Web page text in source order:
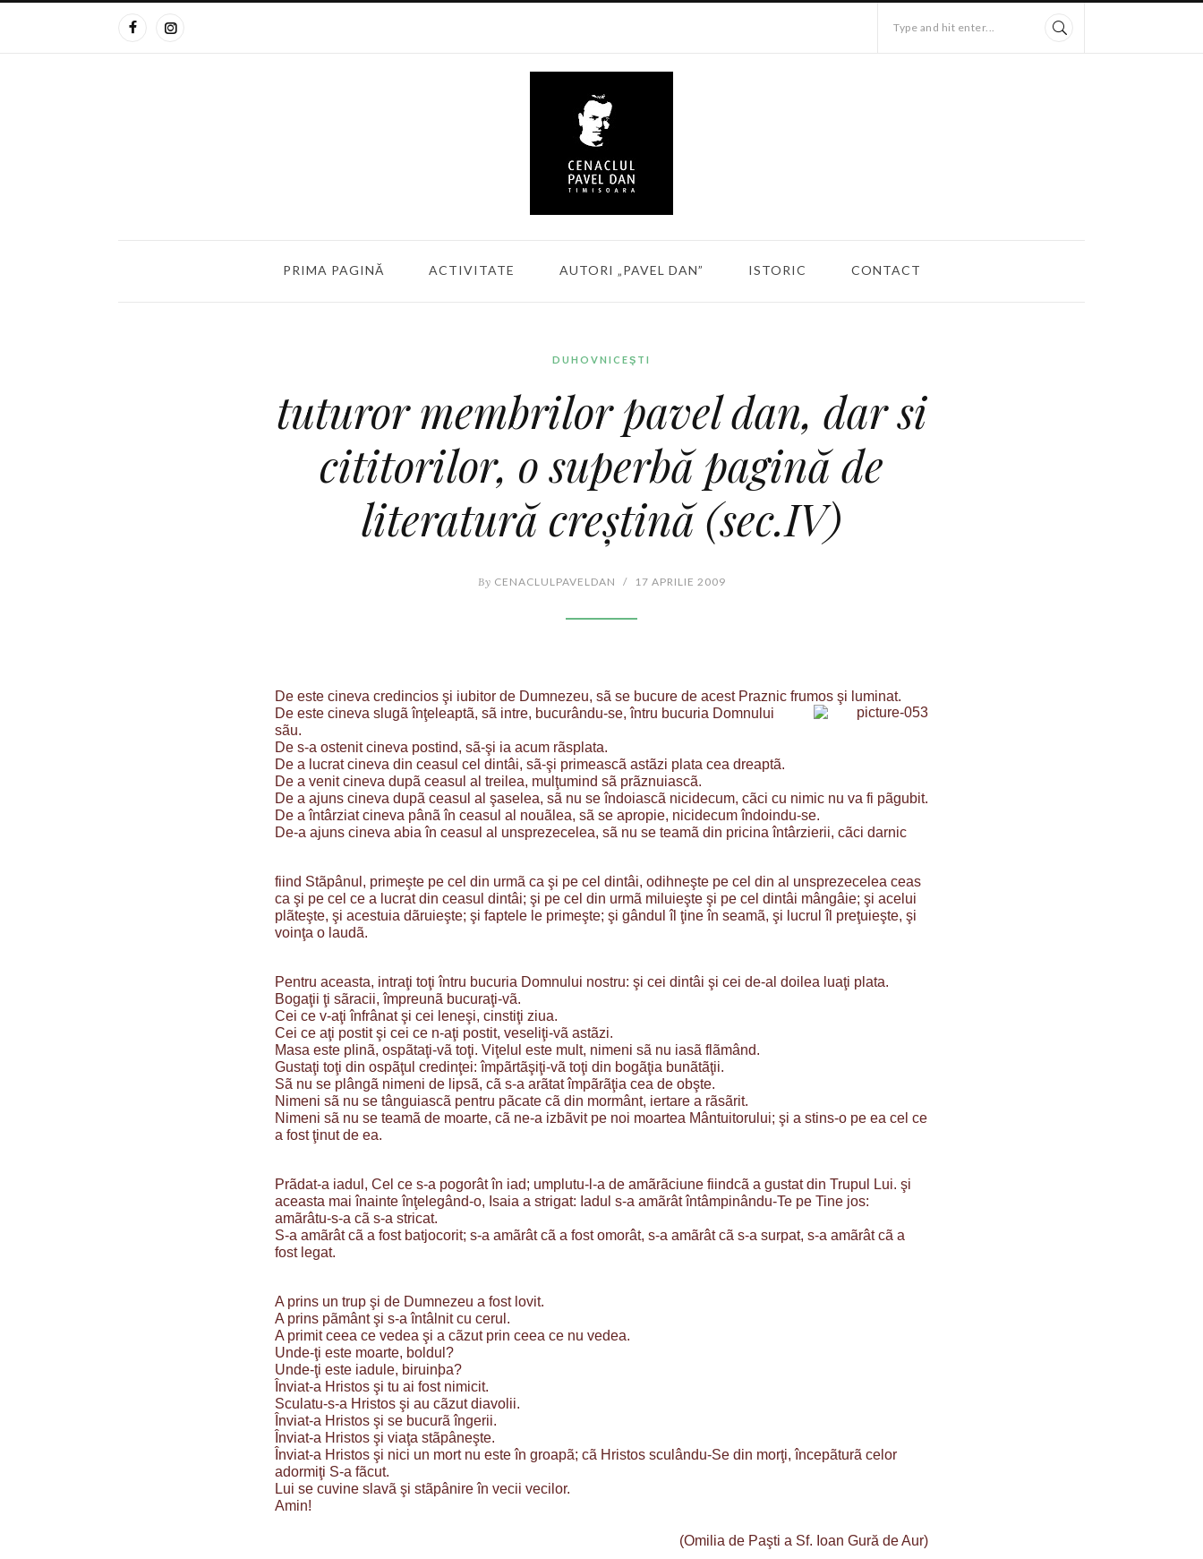
Type and hit enter...
PRIMA PAGINĂ ACTIVITATE AUTORI „PAVEL DAN” ISTORIC CONTACT
DUHOVNICEŞTI
tuturor membrilor pavel dan, dar si
cititorilor, o superbă pagină de
literatură creştină (sec.IV)
By CENACLULPAVELDAN / 17 APRILIE 2009
De este cineva credincios şi iubitor de Dumnezeu, sã se bucure de acest Praznic frumos şi luminat.
De este cineva slugã înţeleaptã, sã intre, bucurându-se, întru bucuria Domnului
sãu.
De s-a ostenit cineva postind, sã-şi ia acum rãsplata.
De a lucrat cineva din ceasul cel dintâi, sã-şi primeascã astãzi plata cea dreaptã.
De a venit cineva dupã ceasul al treilea, mulţumind sã prãznuiascã.
De a ajuns cineva dupã ceasul al şaselea, sã nu se îndoiascã nicidecum, cãci cu nimic nu va fi pãgubit.
De a întârziat cineva pânã în ceasul al nouãlea, sã se apropie, nicidecum îndoindu-se.
De-a ajuns cineva abia în ceasul al unsprezecelea, sã nu se teamã din pricina întârzierii, cãci darnic
fiind Stãpânul, primeşte pe cel din urmã ca şi pe cel dintâi, odihneşte pe cel din al unsprezecelea ceas
ca şi pe cel ce a lucrat din ceasul dintâi; şi pe cel din urmã miluieşte şi pe cel dintâi mângâie; şi acelui
plãteşte, şi acestuia dãruieşte; şi faptele le primeşte; şi gândul îl ţine în seamã, şi lucrul îl preţuieşte, şi
voinţa o laudã.
Pentru aceasta, intraţi toţi întru bucuria Domnului nostru: şi cei dintâi şi cei de-al doilea luaţi plata.
Bogaţii ţi sãracii, împreunã bucuraţi-vã.
Cei ce v-aţi înfrânat şi cei leneşi, cinstiţi ziua.
Cei ce aţi postit şi cei ce n-aţi postit, veseliţi-vã astãzi.
Masa este plinã, ospãtaţi-vã toţi. Viţelul este mult, nimeni sã nu iasã flãmând.
Gustaţi toţi din ospãţul credinţei: împãrtãşiţi-vã toţi din bogãţia bunãtãţii.
Sã nu se plângã nimeni de lipsã, cã s-a arãtat împãrãţia cea de obşte.
Nimeni sã nu se tânguiascã pentru pãcate cã din mormânt, iertare a rãsãrit.
Nimeni sã nu se teamã de moarte, cã ne-a izbãvit pe noi moartea Mântuitorului; şi a stins-o pe ea cel ce
a fost ţinut de ea.
Prãdat-a iadul, Cel ce s-a pogorât în iad; umplutu-l-a de amãrãciune fiindcã a gustat din Trupul Lui. şi
aceasta mai înainte înţelegând-o, Isaia a strigat: Iadul s-a amãrât întâmpinându-Te pe Tine jos:
amãrâtu-s-a cã s-a stricat.
S-a amãrât cã a fost batjocorit; s-a amãrât cã a fost omorât, s-a amãrât cã s-a surpat, s-a amãrât cã a
fost legat.
A prins un trup şi de Dumnezeu a fost lovit.
A prins pãmânt şi s-a întâlnit cu cerul.
A primit ceea ce vedea şi a cãzut prin ceea ce nu vedea.
Unde-ţi este moarte, boldul?
Unde-ţi este iadule, biruinþa?
Înviat-a Hristos şi tu ai fost nimicit.
Sculatu-s-a Hristos şi au cãzut diavolii.
Înviat-a Hristos şi se bucurã îngerii.
Înviat-a Hristos şi viaţa stãpâneşte.
Înviat-a Hristos şi nici un mort nu este în groapã; cã Hristos sculându-Se din morţi, începãturã celor
adormiţi S-a fãcut.
Lui se cuvine slavã şi stãpânire în vecii vecilor.
Amin!
(Omilia de Paşti a Sf. Ioan Gură de Aur)